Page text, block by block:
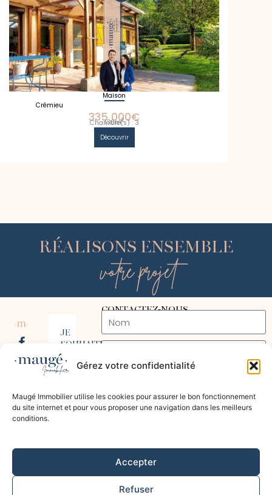
Gérez votre confidentialité
Maugé Immobilier utilise les cookies pour assurer le bon fonctionnement
du site internet et pour vous proposer une navigation dans les meilleurs
conditions.
Accepter
Refuser
Maison
Crémieu
335 000€
Chambre(s) : 3
130m2
Découvrir
RÉALISONS ENSEMBLE
votre projet
JE
SOUHAITE
VENDRE
OU
12
24
CONTACTEZ-NOUS
Envoyer
COPYRIGHT 2025 MAUGE IMMOBILIER